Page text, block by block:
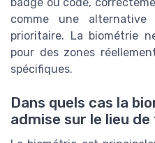
comme une
prioritaire. La biométrie
pour des zones
spécifiques.
Dans quels cas la
admise sur le lieu